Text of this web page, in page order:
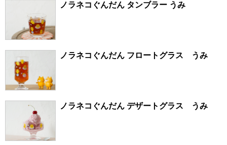
ノラネコぐんだん タンブラー うみ
ノラネコぐんだん フロートグラス うみ
ノラネコぐんだん デザートグラス うみ